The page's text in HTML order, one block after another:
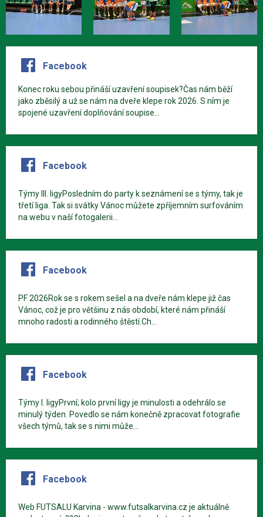
Facebook
Konec roku sebou přináší uzavření soupisek?Čas nám běží
jako zběsilý a už se nám na dveře klepe rok 2026. S ním je
spojené uzavření doplňování soupise...
Facebook
Týmy III. ligyPosledním do party k seznámení se s týmy, tak je
třetí liga. Tak si svátky Vánoc můžete zpříjemním surfováním
na webu v naší fotogalerii...
Facebook
PF 2026Rok se s rokem sešel a na dveře nám klepe již čas
Vánoc, což je pro většinu z nás období, které nám přináší
mnoho radosti a rodinného štěstí.Ch...
Facebook
Týmy I. ligyPrvní; kolo první ligy je minulosti a odehrálo se
minulý týden. Povedlo se nám konečně zpracovat fotografie
všech týmů, tak se s nimi může...
Facebook
Web FUTSALU Karvina - www.futsalkarvina.cz je aktuálně